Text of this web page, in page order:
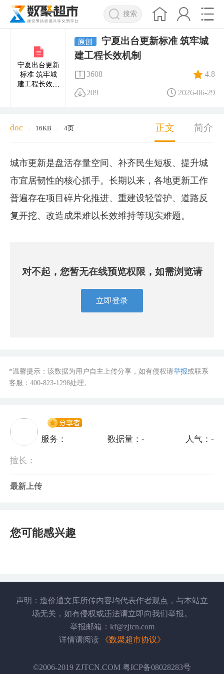
搜索
宁夏出台更新
标准 筑牢城
建工程长效机
宁夏出台更新标准 筑牢城
建工程长效机制
3608 4.8
209 2026-06-29
doc 16KB 4页 正文 简介
城市更新是盘活存量空间、补齐民生短板、提升城
市宜居韧性的核心抓手。长期以来，各地更新工作
普遍存在项目碎片化推进、重建设轻管护、道路反
复开挖、改造成果难以长效维持等现实难题。
对不起，您暂无在线预览权限，如需浏览请
立即登录
*温馨提示：该数据为用户自主上传分享，如有侵权请举报或联系
客服： 400-823-1298处理。
服务： 数据量：- 人气： -
擅长：
最新上传
您可能感兴趣
声明：造价通文库所传内容均代表作者观点，与本站立
场无关，如有侵权或违法请立即向我们举报。
举报邮箱：kf@zjtcn.com
详情请阅读
《数聚超市协议》
©2006-2019 ZJTCN.COM 粤ICP备08028283号